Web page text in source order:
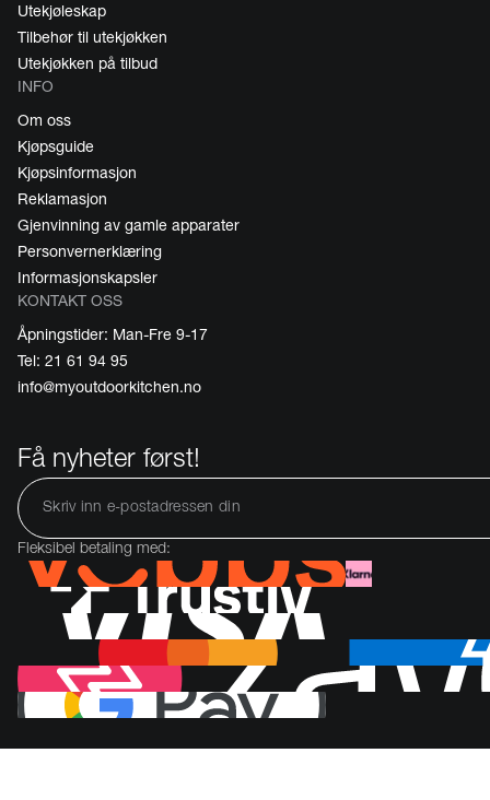
Utekjøleskap
Tilbehør til utekjøkken
Utekjøkken på tilbud
INFO
Om oss
Kjøpsguide
Kjøpsinformasjon
Reklamasjon
Gjenvinning av gamle apparater
Personvernerklæring
Informasjonskapsler
KONTAKT OSS
Åpningstider: Man-Fre 9-17
Tel: 21 61 94 95
info@myoutdoorkitchen.no
Få nyheter først!
Fleksibel betaling med: